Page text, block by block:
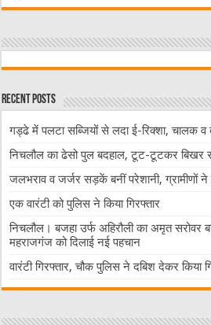
Recent Posts
गड्ढे में पलटा सब्जियों से लदा ई-रिक्शा, चालक व
निचलौल का ढेसो पुल बदहाल, टूट-टूटकर बिखर
जलभराव व जर्जर सड़कें बनीं परेशानी, ग्रामीणों ने
एक वारंटी को पुलिस ने किया गिरफ्तार
निचलौल। बजहा उर्फ अहिरौली का अमृत सरोवर
महराजगंज को दिलाई नई पहचान
वारंटी गिरफ्तार, चौक पुलिस ने दबिश देकर किया